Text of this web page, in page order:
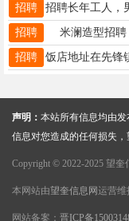
招聘
招聘
招聘
声明： 本站所有信息均由
信息对您造成的任何损失，
Copyright © 2022-2025 望奎
本网站由望奎信息网 运营维
网站备案： 晋ICP备